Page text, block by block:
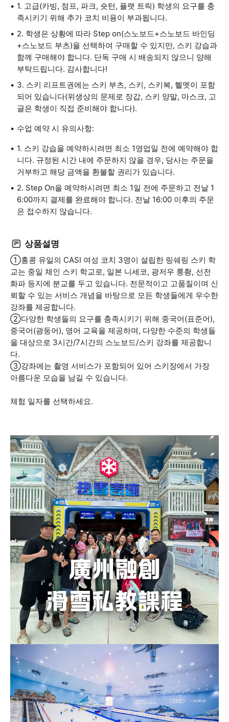
1. 고급(카빙, 점프, 파크, 숏턴, 플랫 트릭) 학생의 요구를 충
족시키기 위해 추가 코치 비용이 부과됩니다.
2. 학생은 상황에 따라 Step on(스노보드+스노보드 바인딩
+스노보드 부츠)을 선택하여 구매할 수 있지만, 스키 강습과
함께 구매해야 합니다. 단독 구매 시 배송되지 않으니 양해
부탁드립니다. 감사합니다!
3. 스키 리프트권에는 스키 부츠, 스키, 스키복, 헬멧이 포함
되어 있습니다(위생상의 문제로 장갑, 스키 양말, 마스크, 고
글은 학생이 직접 준비해야 합니다).
수업 예약 시 유의사항:
1. 스키 강습을 예약하시려면 최소 1영업일 전에 예약해야 합
니다. 규정된 시간 내에 주문하지 않을 경우, 당사는 주문을
거부하고 해당 금액을 환불할 권리가 있습니다.
2. Step On을 예약하시려면 최소 1일 전에 주문하고 전날 1
6:00까지 결제를 완료해야 합니다. 전날 16:00 이후의 주문
은 접수하지 않습니다.
상품설명
①홍콩 유일의 CASI 여성 코치 3명이 설립한 링쉐링 스키 학
교는 중일 체인 스키 학교로, 일본 니세코, 광저우 룽촹, 선전
화파 등지에 분교를 두고 있습니다. 전문적이고 고품질이며 신
뢰할 수 있는 서비스 개념을 바탕으로 모든 학생들에게 우수한
강좌를 제공합니다.
②다양한 학생들의 요구를 충족시키기 위해 중국어(표준어),
중국어(광둥어), 영어 교육을 제공하며, 다양한 수준의 학생들
을 대상으로 3시간/7시간의 스노보드/스키 강좌를 제공합니
다.
③강좌에는 촬영 서비스가 포함되어 있어 스키장에서 가장
아름다운 모습을 남길 수 있습니다.
체험 일자를 선택하세요.